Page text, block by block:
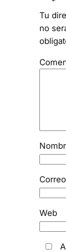
Tu
no
Web